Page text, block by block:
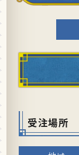
受注場所